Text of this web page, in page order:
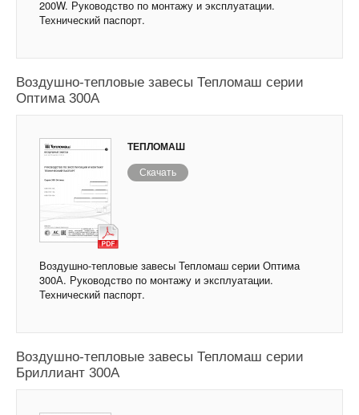
200W. Руководство по монтажу и эксплуатации.
Технический паспорт.
Воздушно-тепловые завесы Тепломаш серии
Оптима 300А
ТЕПЛОМАШ
Скачать
Воздушно-тепловые завесы Тепломаш серии Оптима
300А. Руководство по монтажу и эксплуатации.
Технический паспорт.
Воздушно-тепловые завесы Тепломаш серии
Бриллиант 300А